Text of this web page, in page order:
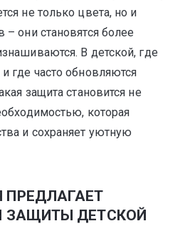
не только цвета, но и
– они становятся более
В детской, где
где часто обновляются
защита становится не
которая
и сохраняет уютную
ПРЕДЛАГАЕТ
ЗАЩИТЫ ДЕТСКОЙ